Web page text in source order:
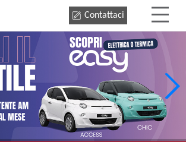
Contattaci